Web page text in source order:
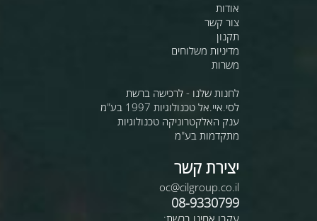
אודות
צור קשר
תקנון
מדיניות משלוחים
משרות
לחנות שלנו - לרכישה ברשת
לסי.איי.אל טכנולוגיות 1997 בע"מ
ענק האלקטרוניקה טכנולוגיות
מתקדמות בע"מ
יצירת קשר
oc@cilgroup.co.il
08-9330799
עקבו אחינו ברשת: